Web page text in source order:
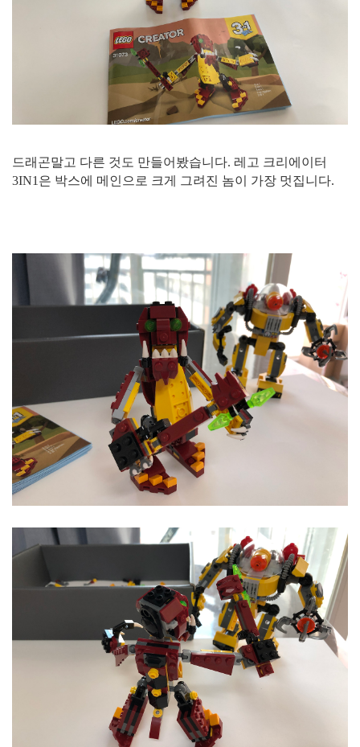
드래곤말고 다른 것도 만들어봤습니다. 레고 크리에이터
3IN1은 박스에 메인으로 크게 그려진 놈이 가장 멋집니다.